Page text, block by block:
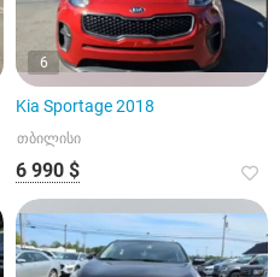
6
Kia Sportage 2018
თბილისი
6 990 $